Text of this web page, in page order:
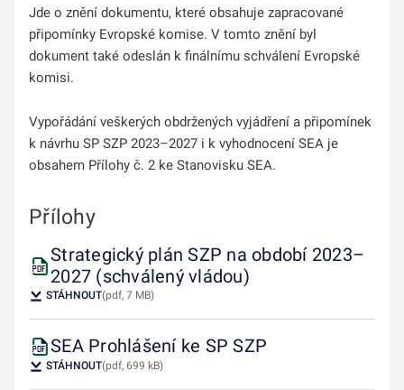
Jde o znění dokumentu, které obsahuje zapracované
připomínky Evropské komise. V tomto znění byl
dokument také odeslán k finálnímu schválení Evropské
komisi.
Vypořádání veškerých obdržených vyjádření a připomínek
k návrhu SP SZP 2023–2027 i k vyhodnocení SEA je
obsahem Přílohy č. 2 ke Stanovisku SEA.
Přílohy
Strategický plán SZP na období 2023–
2027 (schválený vládou)
STÁHNOUT(pdf, 7 MB)
SEA Prohlášení ke SP SZP
STÁHNOUT(pdf, 699 kB)